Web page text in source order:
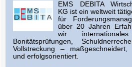
EMS DEBITA
KG ist ein weltweit
für
über 20 Jahren
wir
Bonitätsprüfungen,
Vollstreckung – maßgeschneidert,
und erfolgs­orientiert.